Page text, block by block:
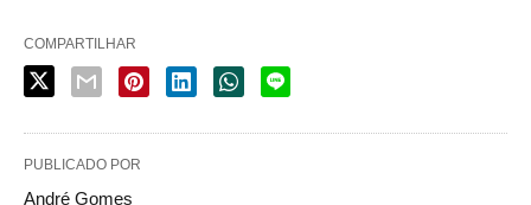
COMPARTILHAR
PUBLICADO POR
André Gomes